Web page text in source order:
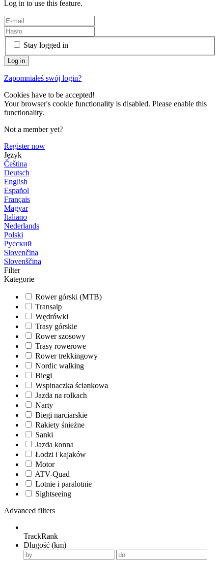
Log in to use this feature.
Stay logged in
Zapomniałeś swój login?
Cookies have to be accepted!
Your browser's cookie functionality is disabled. Please enable this
functionality.
Not a member yet?
Register now
Język
Čeština
Deutsch
English
Español
Français
Magyar
Italiano
Nederlands
Polski
Русский
Slovenčina
Slovenščina
Filter
Kategorie
Rower górski (MTB)
Transalp
Wędrówki
Trasy górskie
Rower szosowy
Trasy rowerowe
Rower trekkingowy
Nordic walking
Biegi
Wspinaczka ściankowa
Jazda na rolkach
Narty
Biegi narciarskie
Rakiety śnieżne
Sanki
Jazda konna
Łodzi i kajaków
Motor
ATV-Quad
Lotnie i paralotnie
Sightseeing
Advanced filters
TrackRank
Długość (km)